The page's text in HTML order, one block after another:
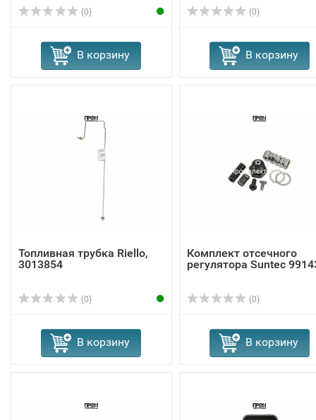
(0)
В корзину
(0)
В корзину
Топливная трубка Riello,
3013854
(0)
В корзину
Комплект отсечного
регулятора Suntec
(0)
В корзину